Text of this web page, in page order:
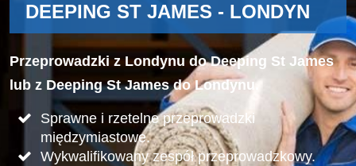
DEEPING ST JAMES - LONDYN
Przeprowadzki z Londynu do Deeping St James
lub z Deeping St James do Londynu.
Sprawne i rzetelne przeprowadzki
międzymiastowe.
Wykwalifikowany zespół przeprowadzkowy.